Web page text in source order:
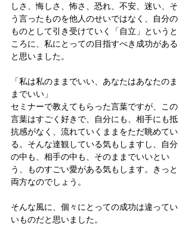
しさ、悔しさ、怖さ、恐れ、不安、迷い、そ
う言ったものを他人のせいではなく、自分の
ものとして引き受けていく「自立」というと
ころに、私にとっての目指すべき成功がある
と思いました。
「私は私のままでいい、あなたはあなたのま
までいい」
セミナーで教えてもらった言葉ですが、この
言葉はすごく好きで、自分にも、相手にも抵
抗感がなく、流れていくままをただ眺めてい
る。そんな達観している気もしますし、自分
の中も、相手の中も、そのままでいいとい
う、ものすごい愛がある気もします。きっと
両方なのでしょう。
そんな風に、個々にとっての成功は違ってい
いものだと思いました。